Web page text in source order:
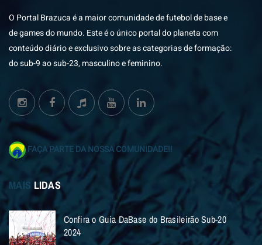
O Portal Brazuca é a maior comunidade de futebol de base e
de games do mundo. Este é o único portal do planeta com
conteúdo diário e exclusivo sobre as categorias de formação:
do sub-9 ao sub-23, masculino e feminino.
FAÇA PARTE DA NOSSA COMUNIDADE!!
MAIS LIDAS
Confira o Guia DaBase do Brasileirão Sub-20
2024